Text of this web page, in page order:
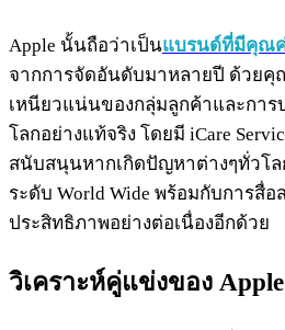
Apple นั้นถือว่าเป็นแบรนด์ที่มีคุณค่
จากการจัดอันดับมาหลายปี ด้วย
เหนียวแน่นของกลุ่มลูกค้าและการ
โลกอย่างแท้จริง โดยมี iCare
สนับสนุนหากเกิดปัญหาต่างๆทั่วโ
ระดับ World Wide พร้อมกับการสื่
ประสิทธิภาพอย่างต่อเนื่องอีกด้วย
วิเคราะห์คู่แข่งของ Apple